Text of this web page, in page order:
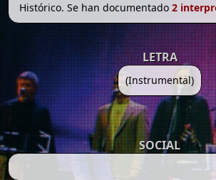
Histórico. Se han documentado 2
LETRA
(Instrumental)
SOCIAL